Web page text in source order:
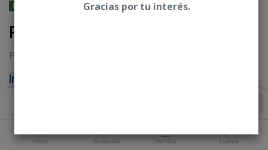
Inicio Búsqueda Pedidos Cuenta
NOBEL BIOCARE® - Branemark
Pilar provisional PEEK - CNO
Pilares para estética y carga inmediata
Iniciar sesión
Gracias por tu interés.